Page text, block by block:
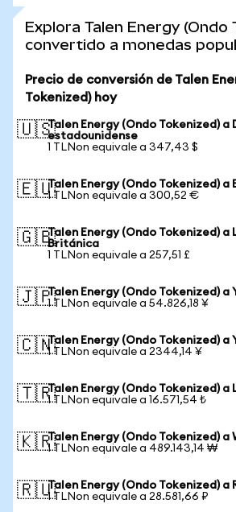
Explora Talen Energy (Ondo
convertido a monedas
Precio de conversión de Talen
Tokenized) hoy
🇺🇸Talen Energy (Ondo Tokenized) a
estadounidense
1 TLNon equivale a 347,43 $
🇪🇺Talen Energy (Ondo Tokenized) a
1 TLNon equivale a 300,52 €
🇬🇧Talen Energy (Ondo Tokenized) a
Británica
1 TLNon equivale a 257,51 £
🇯🇵Talen Energy (Ondo Tokenized) a
1 TLNon equivale a 54.826,18 ¥
🇨🇳Talen Energy (Ondo Tokenized) a
1 TLNon equivale a 2344,14 ¥
🇹🇷Talen Energy (Ondo Tokenized) a
1 TLNon equivale a 16.571,54 ₺
🇰🇷Talen Energy (Ondo Tokenized) a
1 TLNon equivale a 489.143,14 ₩
🇷🇺Talen Energy (Ondo Tokenized) a
1 TLNon equivale a 28.581,66 ₽